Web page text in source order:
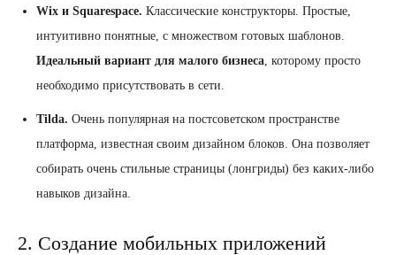
Wix и Squarespace. Классические конструкторы. Простые,
интуитивно понятные, с множеством готовых шаблонов.
Идеальный вариант для малого бизнеса, которому просто
необходимо присутствовать в сети.
Tilda. Очень популярная на постсоветском пространстве
платформа, известная своим дизайном блоков. Она позволяет
собирать очень стильные страницы (лонгриды) без каких-либо
навыков дизайна.
2. Создание мобильных приложений